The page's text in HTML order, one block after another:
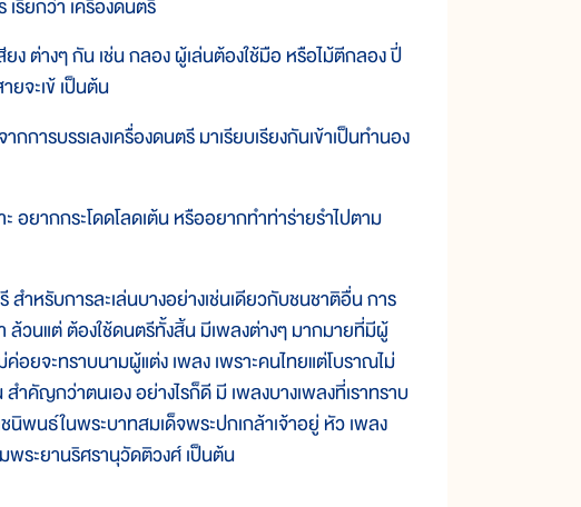
เรียกว่า เครื่องดนตรี
ง ต่างๆ กัน เช่น กลอง ผู้เล่นต้องใช้มือ หรือไม้ตีกลอง ปี่
ยจะเข้ เป็นต้น
การบรรเลงเครื่องดนตรี มาเรียบเรียงกันเข้าเป็นทำนอง
อยากกระโดดโลดเต้น หรืออยากทำท่าร่ายรำไปตาม
ำหรับการละเล่นบางอย่างเช่นเดียวกับชนชาติอื่น การ
ล้วนแต่ ต้องใช้ดนตรีทั้งสิ้น มีเพลงต่างๆ มากมายที่มีผู้
ค่อยจะทราบนามผู้แต่ง เพลง เพราะคนไทยแต่โบราณไม่
คัญกว่าตนเอง อย่างไรก็ดี มี เพลงบางเพลงที่เราทราบ
นิพนธ์ในพระบาทสมเด็จพระปกเกล้าเจ้าอยู่ หัว เพลง
พระยานริศรานุวัดติวงศ์ เป็นต้น